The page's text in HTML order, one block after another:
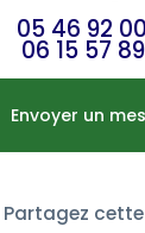
05 46 92
06 15 57
Envoyer un
Partagez